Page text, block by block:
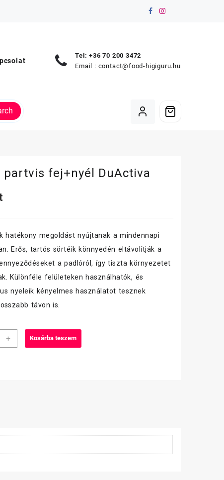
Tel: +36 70 200 3472
Email : contact@food-higiguru.hu
partvis fej+nyél DuActiva
hatékony megoldást nyújtanak a mindennapi
Erős, tartós sörtéik könnyedén eltávolítják a
a padlóról, így tiszta környezetet
Különféle felületeken használhatók, és
nyeleik kényelmes használatot tesznek
távon is.
+ Kosárba teszem